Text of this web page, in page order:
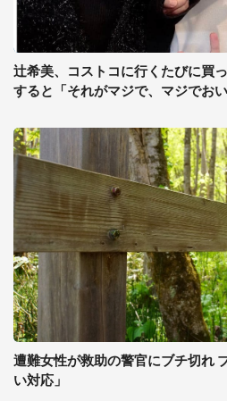
辻希美、コストコに行くたびに買
すると「それがマジで、マジでおい
遭難女性が救助の警官にブチ切れ
い対応」